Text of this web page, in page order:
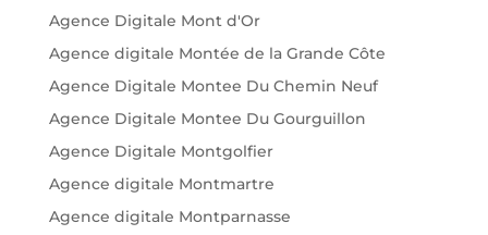
Agence Digitale Mont d'Or
Agence digitale Montée de la Grande Côte
Agence Digitale Montee Du Chemin Neuf
Agence Digitale Montee Du Gourguillon
Agence Digitale Montgolfier
Agence digitale Montmartre
Agence digitale Montparnasse